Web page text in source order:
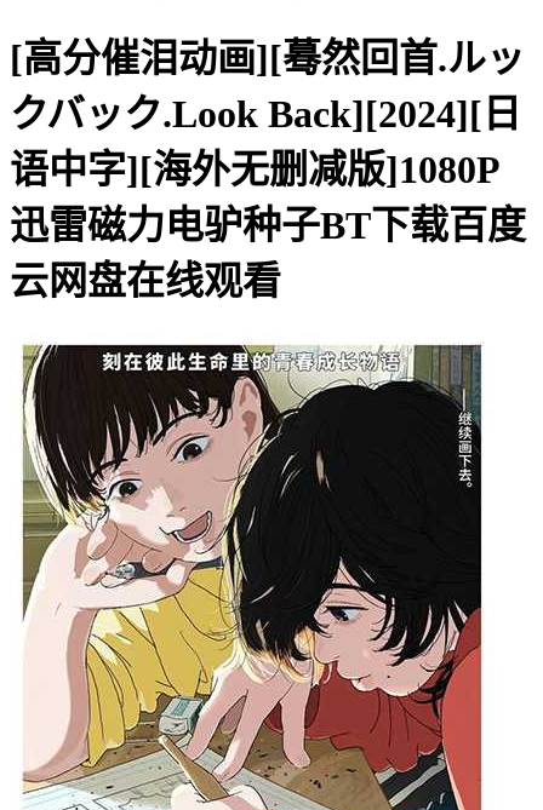
[高分催泪动画][蓦然回首.ルッ
クバック.Look Back][2024][日
语中字][海外无删减版]1080P
迅雷磁力电驴种子BT下载百度
云网盘在线观看